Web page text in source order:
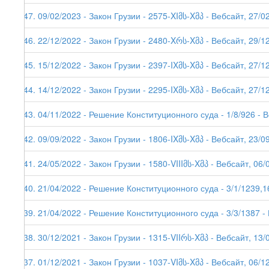
247. 09/02/2023 - Закон Грузии - 2575-XIმს-Xმპ - Вебсайт, 27/
246. 22/12/2022 - Закон Грузии - 2480-Xრს-Xმპ - Вебсайт, 29/
245. 15/12/2022 - Закон Грузии - 2397-IXმს-Xმპ - Вебсайт, 27/
244. 14/12/2022 - Закон Грузии - 2295-IXმს-Xმპ - Вебсайт, 27/
243. 04/11/2022 - Решение Конституционного суда - 1/8/926 -
242. 09/09/2022 - Закон Грузии - 1806-IXმს-Xმპ - Вебсайт, 23/
241. 24/05/2022 - Закон Грузии - 1580-VIIIმს-Xმპ - Вебсайт,
240. 21/04/2022 - Решение Конституционного суда - 3/1/
239. 21/04/2022 - Решение Конституционного суда - 3/3/1387
238. 30/12/2021 - Закон Грузии - 1315-VIIრს-Xმპ - Вебсайт,
237. 01/12/2021 - Закон Грузии - 1037-VIმს-Xმპ - Вебсайт, 06/